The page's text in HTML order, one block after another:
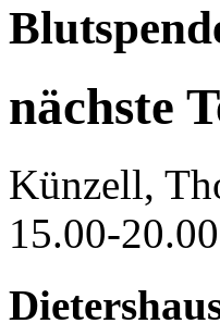
nächste
Künzell,
15.00-